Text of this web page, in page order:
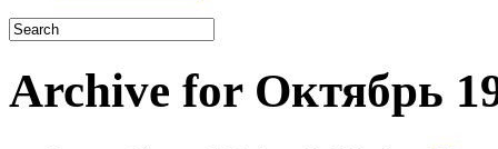
Archive for Октябрь